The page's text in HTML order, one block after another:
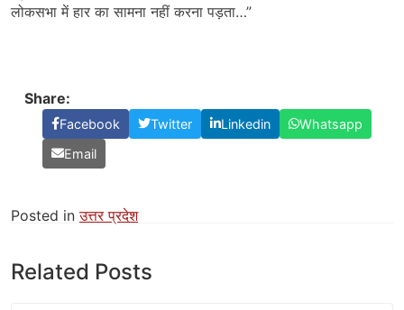
लोकसभा में हार का सामना नहीं करना पड़ता…”
Share:
Facebook Twitter Linkedin
Whatsapp
Email
Posted inउत्तर प्रदेश
Related Posts